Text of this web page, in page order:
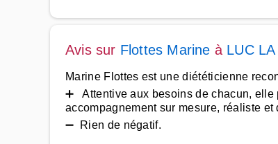
Avis sur Flottes Marine à LUC
Marine Flottes est une diététicienne
➕ Attentive aux besoins de chacun, elle
accompagnement sur mesure, réaliste et
➖ Rien de négatif.